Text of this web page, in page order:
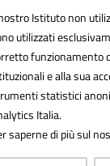
Istituto non
utilizzati
funzionamento
e alla sua
statistici
Italia.
saperne di più sul
Gallery